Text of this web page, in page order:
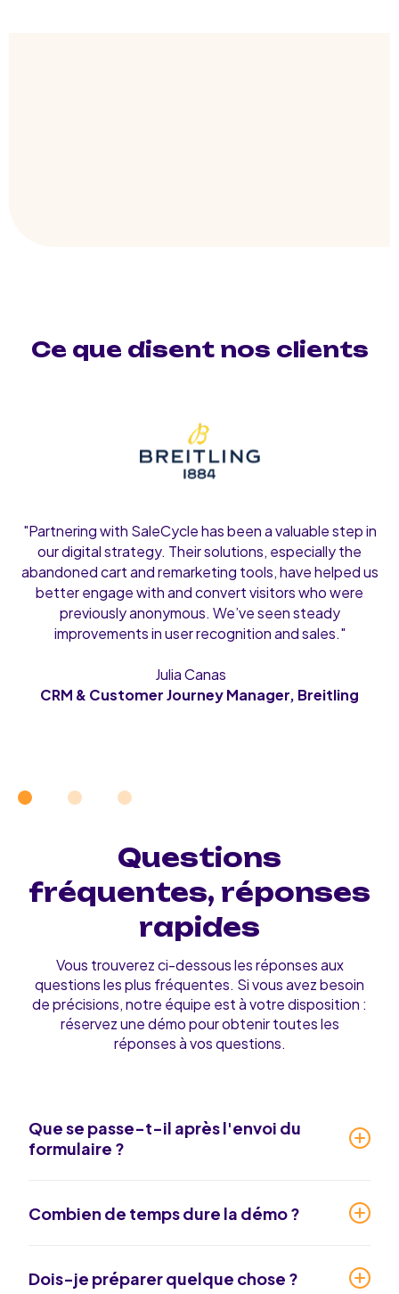
Ce que disent nos clients
"Partnering with SaleCycle has been a valuable step in
our digital strategy. Their solutions, especially the
abandoned cart and remarketing tools, have helped us
better engage with and convert visitors who were
previously anonymous. We’ve seen steady
improvements in user recognition and sales."
Julia Canas
CRM & Customer Journey Manager, Breitling
Questions
fréquentes, réponses
rapides
Vous trouverez ci-dessous les réponses aux
questions les plus fréquentes. Si vous avez besoin
de précisions, notre équipe est à votre disposition :
réservez une démo pour obtenir toutes les
réponses à vos questions.
Que se passe-t-il après l'envoi du
formulaire ?
planifier votre démo personnalisée.
Combien de temps dure la démo ?
vos données. Nous préparons tout en amont.
Dois-je préparer quelque chose ?